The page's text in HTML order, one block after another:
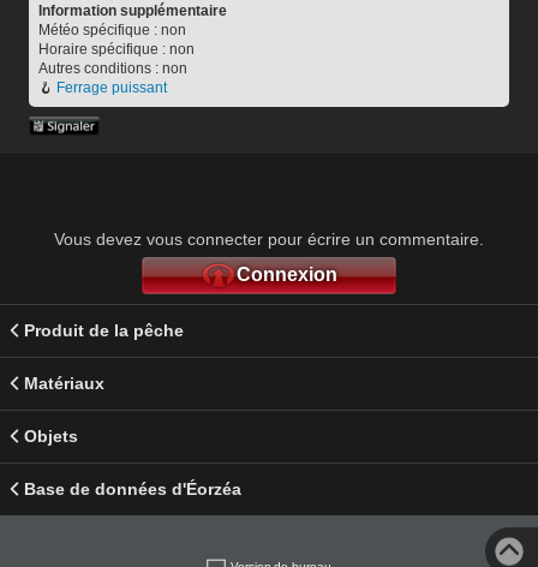
Information supplémentaire
Météo spécifique : non
Horaire spécifique : non
Autres conditions : non
🪝 Ferrage puissant
Vous devez vous connecter pour écrire un commentaire.
Connexion
Produit de la pêche
Matériaux
Objets
Base de données d'Éorzéa